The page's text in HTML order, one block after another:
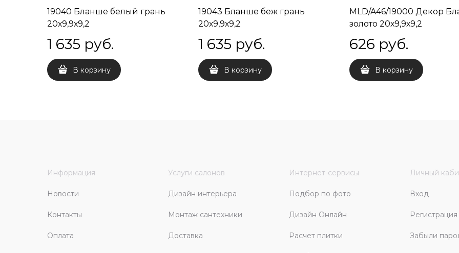
19040 Бланше белый грань
20х9,9х9,2
1 635 руб.
В корзину
19043 Бланше беж грань
20х9,9х9,2
1 635 руб.
В корзину
MLD/A46/19000 Декор
золото 20х9,9х9,2
626 руб.
В корзину
Информация
Новости
Контакты
Оплата
Услуги салонов
Дизайн интерьера
Монтаж сантехники
Доставка
Интернет-сервисы
Подбор по фото
Дизайн Онлайн
Расчет плитки
Личный
Вход
Регистрация
Забыли